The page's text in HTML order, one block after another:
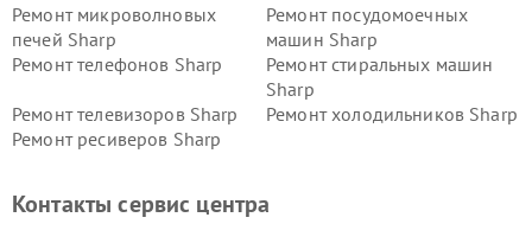
Ремонт микроволновых
печей Sharp
Ремонт посудомоечных
машин Sharp
Ремонт телефонов Sharp
Ремонт стиральных машин
Sharp
Ремонт телевизоров Sharp
Ремонт холодильников Sharp
Ремонт ресиверов Sharp
Контакты сервис центра